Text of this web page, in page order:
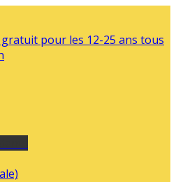
pour les 12-25 ans tous